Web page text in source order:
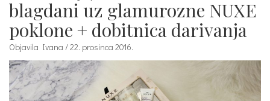
blagdani uz glamurozne NUXE
poklone + dobitnica darivanja
Objavila Ivana / 22. prosinca 2016.